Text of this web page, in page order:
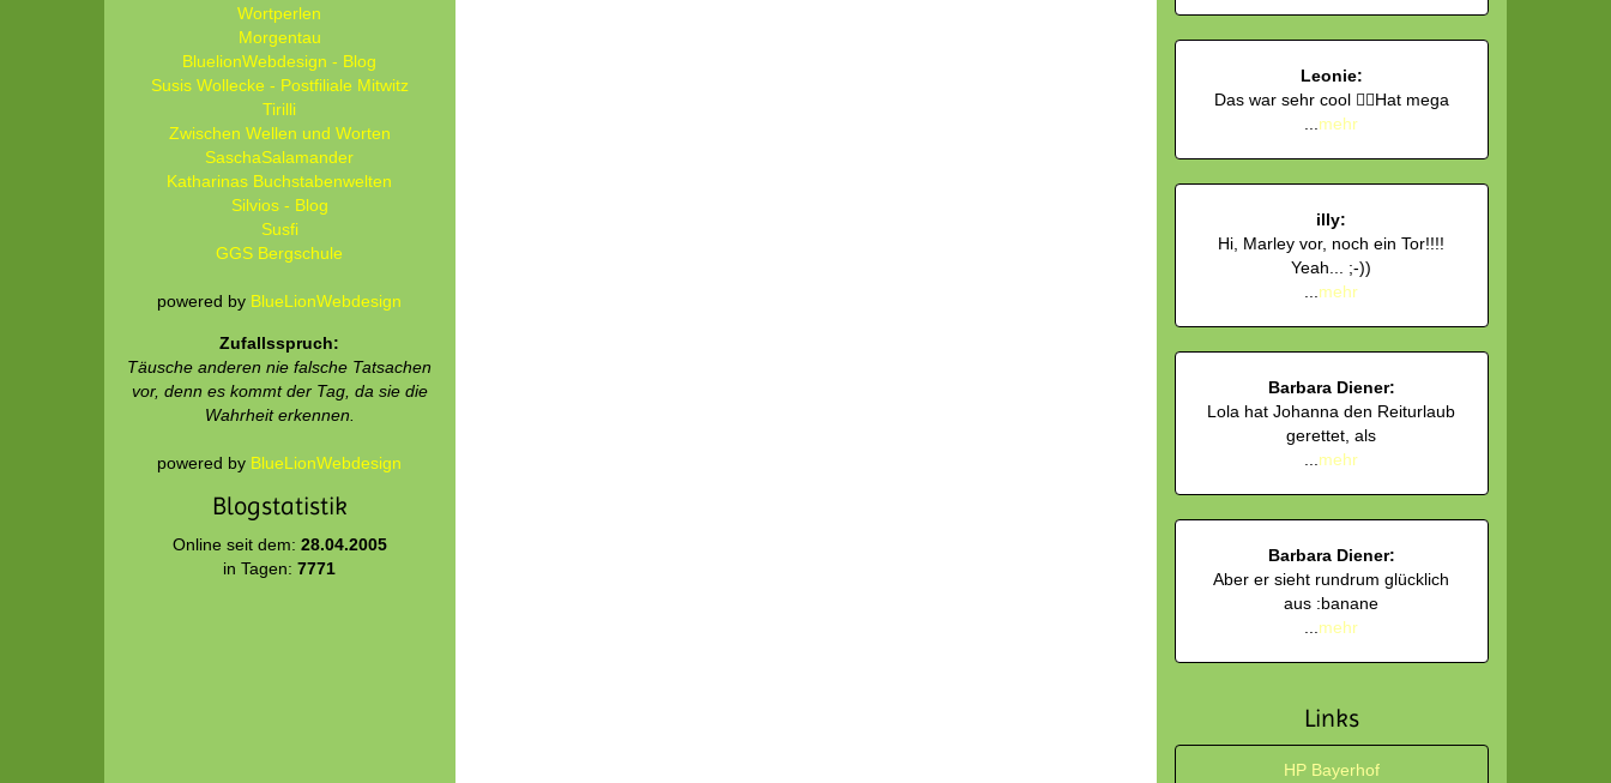
Wortperlen
Morgentau
BluelionWebdesign - Blog
Susis Wollecke - Postfiliale Mitwitz
Tirilli
Zwischen Wellen und Worten
SaschaSalamander
Katharinas Buchstabenwelten
Silvios - Blog
Susfi
GGS Bergschule
powered by BlueLionWebdesign
Zufallsspruch:
Täusche anderen nie falsche Tatsachen
vor, denn es kommt der Tag, da sie die
Wahrheit erkennen.
powered by BlueLionWebdesign
Blogstatistik
Online seit dem: 28.04.2005
in Tagen:7771
Leonie:
Das war sehr cool 👍🏻Hat mega
mehr
illy:
Hi, Marley vor, noch ein Tor!!!!
Yeah... ;-))
mehr
Barbara Diener:
Lola hat Johanna den Reiturlaub
gerettet, als
mehr
Barbara Diener:
Aber er sieht rundrum glücklich
aus :banane
mehr
Links
HP Bayerhof